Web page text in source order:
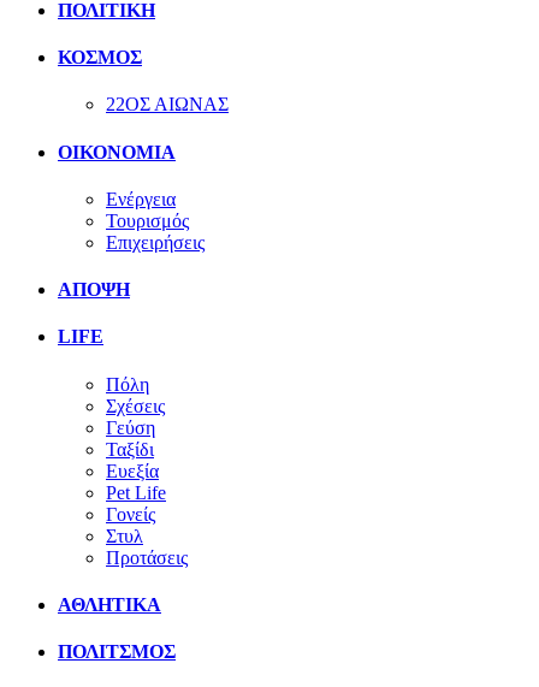
ΠΟΛΙΤΙΚΗ
ΚΟΣΜΟΣ
22ΟΣ ΑΙΩΝΑΣ
ΟΙΚΟΝΟΜΙΑ
Ενέργεια
Τουρισμός
Επιχειρήσεις
ΑΠΟΨΗ
LIFE
Πόλη
Σχέσεις
Γεύση
Ταξίδι
Ευεξία
Pet Life
Γονείς
Στυλ
Προτάσεις
ΑΘΛΗΤΙΚΑ
ΠΟΛΙΤΣΜΟΣ